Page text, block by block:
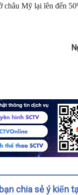
châu Mỹ lại lên đến
chia sẻ ý kiến